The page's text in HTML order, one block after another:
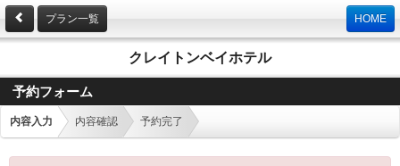
プラン一覧 HOME
クレイトンベイホテル
予約フォーム
内容入力 内容確認 予約完了